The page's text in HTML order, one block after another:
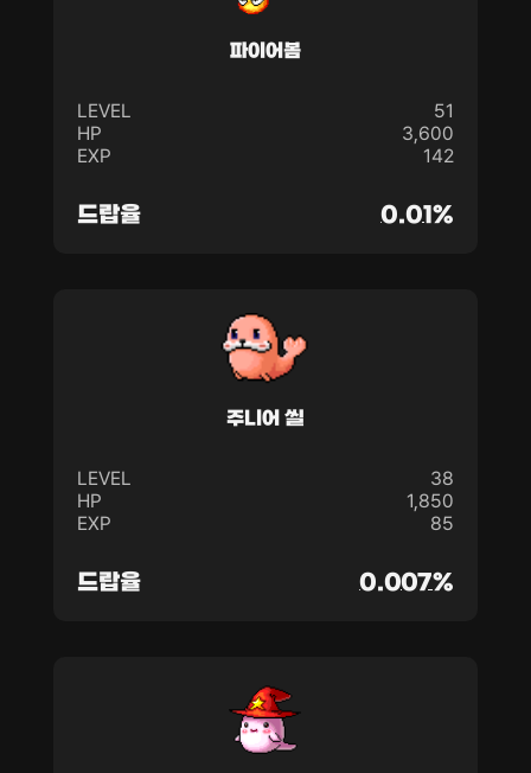
파이어봄
LEVEL
51
HP
3,600
EXP
142
드랍율 0.01%
주니어 씰
LEVEL
38
HP
1,850
EXP
85
드랍율 0.007%